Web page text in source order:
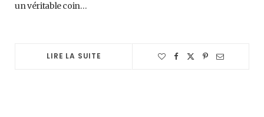
un véritable coin…
LIRE LA SUITE